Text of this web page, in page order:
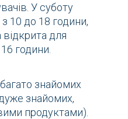
У суботу
10 до 18 години,
для
години.
знайомих
знайомих,
продуктами).